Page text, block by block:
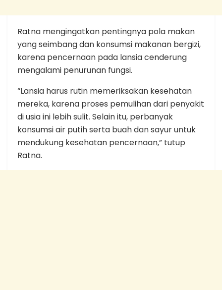
Ratna mengingatkan pentingnya pola makan
yang seimbang dan konsumsi makanan bergizi,
karena pencernaan pada lansia cenderung
mengalami penurunan fungsi.
“Lansia harus rutin memeriksakan kesehatan
mereka, karena proses pemulihan dari penyakit
di usia ini lebih sulit. Selain itu, perbanyak
konsumsi air putih serta buah dan sayur untuk
mendukung kesehatan pencernaan,” tutup
Ratna.